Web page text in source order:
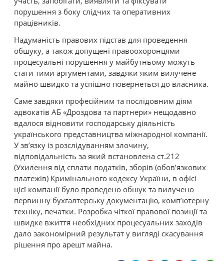
порушення з боку слідчих та оперативних
працівників.
Надуманість правових підстав для проведення
обшуку, а також допущені правоохоронцями
процесуальні порушення у майбутньому можуть
стати тими аргументами, завдяки яким вилучене
майно швидко та успішно повернеться до власника.
Саме завдяки професійним та послідовним діям
адвокатів АБ «Дроздова та партнери» нещодавно
вдалося відновити господарську діяльність
українського представництва міжнародної компанії.
У зв’язку із розслідуванням злочину,
відповідальність за який встановлена ст.212
(Ухилення від сплати податків, зборів (обов’язкових
платежів) Кримінального кодексу України, в офісі
цієї компанії було проведено обшук та вилучено
первинну бухгалтерську документацію, комп’ютерну
техніку, печатки. Розробка чіткої правової позиції та
швидке вжиття необхідних процесуальних заходів
дало закономірний результат у вигляді скасування
рішення про арешт майна.